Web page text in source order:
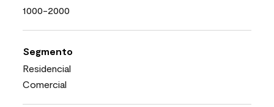
1000-2000
Segmento
Residencial
Comercial